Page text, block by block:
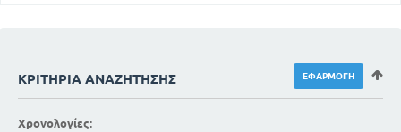
ΚΡΙΤΉΡΙΑ ΑΝΑΖΉΤΗΣΗΣ
Χρονολογίες: